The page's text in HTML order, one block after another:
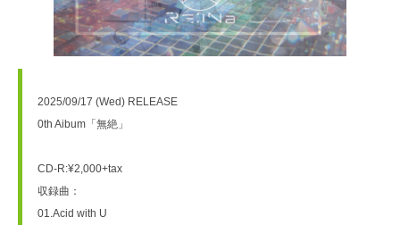
2025/09/17 (Wed) RELEASE
0th Aibum「無絶」
CD-R:¥2,000+tax
収録曲：
01.Acid with U